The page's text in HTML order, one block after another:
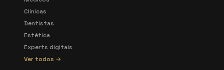
Clínicas
Dentistas
Estética
Experts digitais
Ver todos →